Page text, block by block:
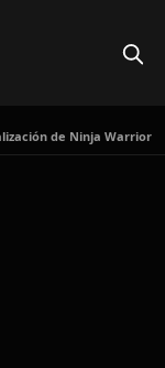
de Ninja Warrior